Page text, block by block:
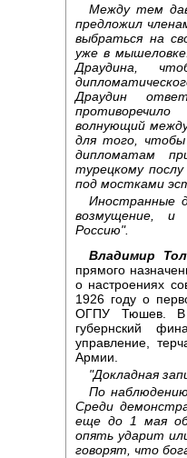
Между тем
предложил
выбраться на
уже в
Драудина,
Драудин
волнующий
для того, чтобы
дипломатам
турецкому
под мостками
Иностранные
возмущение, и
Россию".
Владимир
прямого
о настроениях
1926 году о
ОГПУ Тюшев. В
губернский
управление,
Армии.
"Докладная
По
Среди
еще до 1 мая
опять ударит
говорят, что